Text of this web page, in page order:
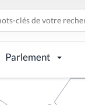
Parlement